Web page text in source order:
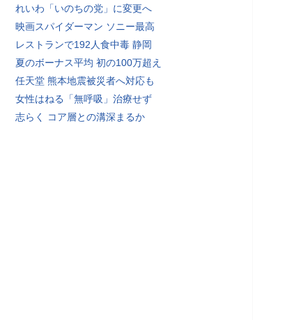
れいわ「いのちの党」に変更へ
映画スパイダーマン ソニー最高
レストランで192人食中毒 静岡
夏のボーナス平均 初の100万超え
任天堂 熊本地震被災者へ対応も
女性はねる「無呼吸」治療せず
志らく コア層との溝深まるか